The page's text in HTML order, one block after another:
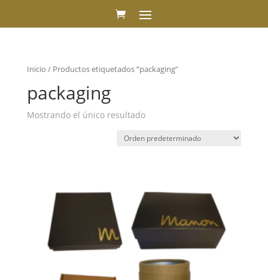
Inicio / Productos etiquetados “packaging”
packaging
Mostrando el único resultado